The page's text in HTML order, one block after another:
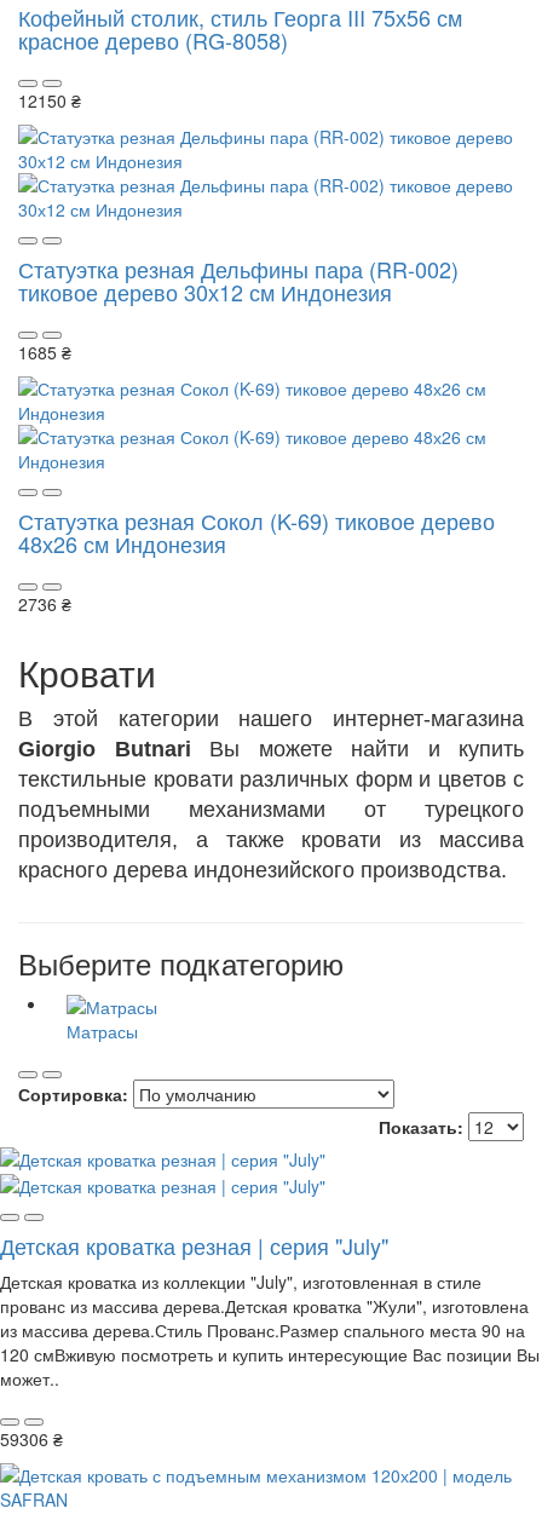
Кофейный столик, стиль Георга III 75х56 см
красное дерево (RG-8058)
12150 ₴
Статуэтка резная Дельфины пара (RR-002)
тиковое дерево 30х12 см Индонезия
1685 ₴
Статуэтка резная Сокол (K-69) тиковое дерево
48х26 см Индонезия
2736 ₴
Кровати
В этой категории нашего интернет-магазина
Giorgio Butnari Вы можете найти и купить
текстильные кровати различных форм и цветов с
подъемными механизмами от турецкого
производителя, а также кровати из массива
красного дерева индонезийского производства.
Выберите подкатегорию
Матрасы
Сортировка:
Показать:
Детская кроватка резная | серия "July"
Детская кроватка из коллекции "July", изготовленная в стиле
прованс из массива дерева.Детская кроватка "Жули", изготовлена
из массива дерева.Стиль Прованс.Размер спального места 90 на
120 смВживую посмотреть и купить интересующие Вас позиции Вы
может..
59306 ₴